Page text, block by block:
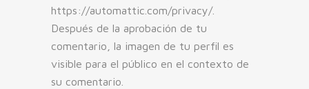
https://automattic.com/privacy/.
Después de la aprobación de tu
comentario, la imagen de tu perfil es
visible para el público en el contexto de
su comentario.